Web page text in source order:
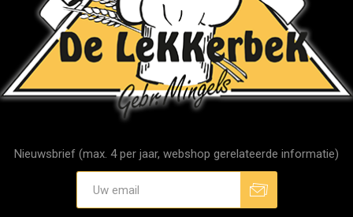
Nieuwsbrief (max. 4 per jaar, webshop gerelateerde informatie)